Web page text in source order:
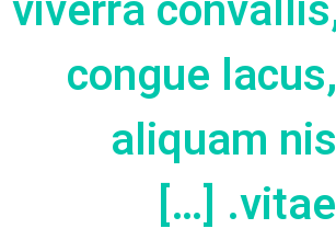
congue
aliquam
vitae